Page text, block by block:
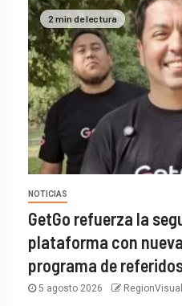
2 min de lectura
NOTICIAS
GetGo refuerza la
plataforma con
programa de
5 agosto 2026 RegionVisual